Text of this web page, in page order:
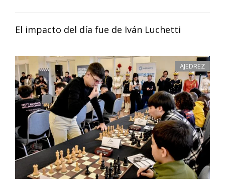
El impacto del día fue de Iván Luchetti
AJEDREZ